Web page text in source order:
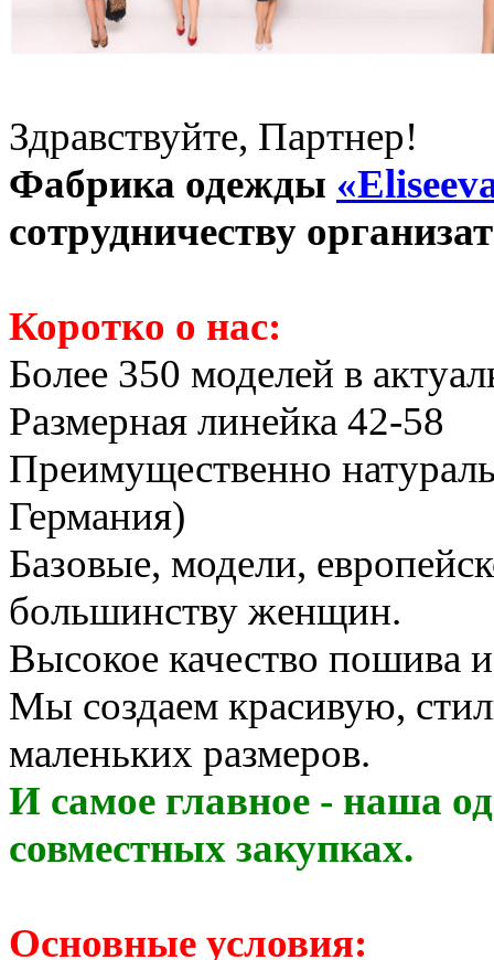
Здравствуйте, Партнер!
Фабрика одежды
сотрудничеству
Коротко о нас:
Более 350 моделей в
Размерная линейка 42-58
Преимущественно
Германия)
Базовые, модели,
большинству женщин.
Высокое качество пошива
Мы создаем красивую,
маленьких размеров.
И самое главное - наша
совместных закупках.
Основные условия: